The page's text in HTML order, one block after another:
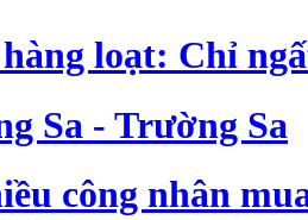
loạt: Chỉ
Sa - Trường Sa
công nhân